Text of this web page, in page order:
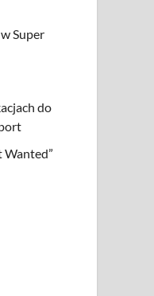
Super
do
Wanted”